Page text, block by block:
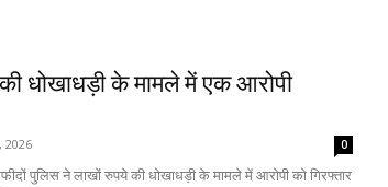
धोखाधड़ी के मामले में एक आरोपी
2026 0
पुलिस ने लाखों रुपये की धोखाधड़ी के मामले में आरोपी को गिरफ्तार